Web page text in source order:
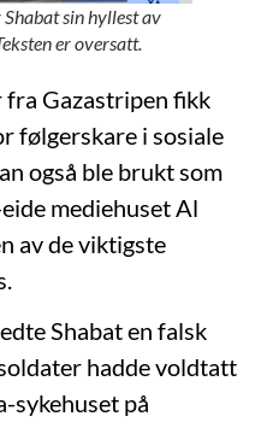
sin hyllest av
er oversatt.
Gazastripen fikk
følgerskare i sosiale
også ble brukt som
mediehuset Al
av de viktigste
Shabat en falsk
hadde voldtatt
sykehuset på